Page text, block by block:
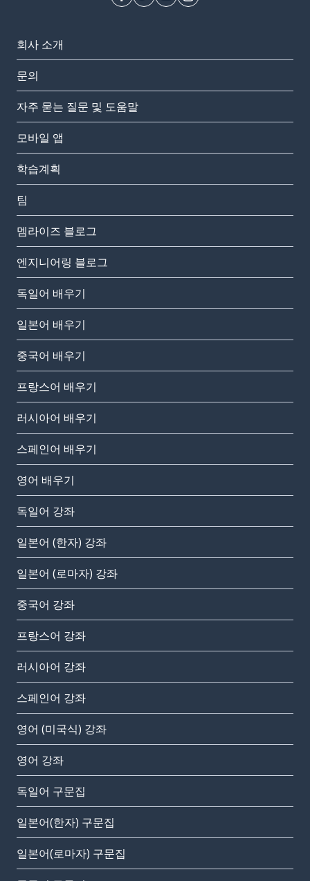
회사 소개
문의
자주 묻는 질문 및 도움말
모바일 앱
학습계획
팀
멤라이즈 블로그
엔지니어링 블로그
독일어 배우기
일본어 배우기
중국어 배우기
프랑스어 배우기
러시아어 배우기
스페인어 배우기
영어 배우기
독일어 강좌
일본어 (한자) 강좌
일본어 (로마자) 강좌
중국어 강좌
프랑스어 강좌
러시아어 강좌
스페인어 강좌
영어 (미국식) 강좌
영어 강좌
독일어 구문집
일본어(한자) 구문집
일본어(로마자) 구문집